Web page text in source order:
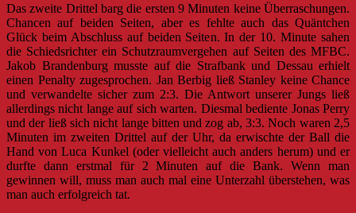
Das zweite Drittel barg die ersten 9 Minuten keine Überraschungen.
Chancen auf beiden Seiten, aber es fehlte auch das Quäntchen
Glück beim Abschluss auf beiden Seiten. In der 10. Minute sahen
die Schiedsrichter ein Schutzraumvergehen auf Seiten des MFBC.
Jakob Brandenburg musste auf die Strafbank und Dessau erhielt
einen Penalty zugesprochen. Jan Berbig ließ Stanley keine Chance
und verwandelte sicher zum 2:3. Die Antwort unsererJungs ließ
allerdings nicht lange auf sich warten. Diesmal bediente Jonas Perry
und der ließ sich nicht lange bitten und zog ab, 3:3. Noch waren 2,5
Minuten im zweiten Drittel auf der Uhr, da erwischte der Ball die
Hand von Luca Kunkel (oder vielleicht auch anders herum) und er
durfte dann erstmal für 2 Minuten auf die Bank. Wenn man
gewinnen will, muss man auch mal eine Unterzahl überstehen, was
man auch erfolgreich tat.